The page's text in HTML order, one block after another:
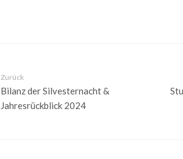
Zurück
Bilanz der Silvesternacht &
Jahresrückblick 2024